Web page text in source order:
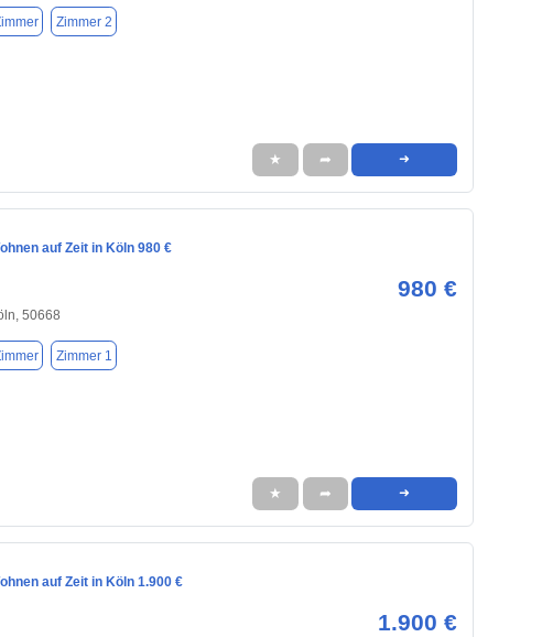
Zimmer 2
★ ➦ ➜
auf Zeit in Köln 980 €
980 €
50668
Zimmer 1
★ ➦ ➜
auf Zeit in Köln 1.900 €
1.900 €